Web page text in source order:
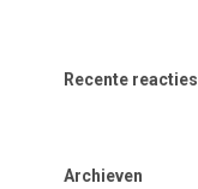
Recente reacties
Archieven